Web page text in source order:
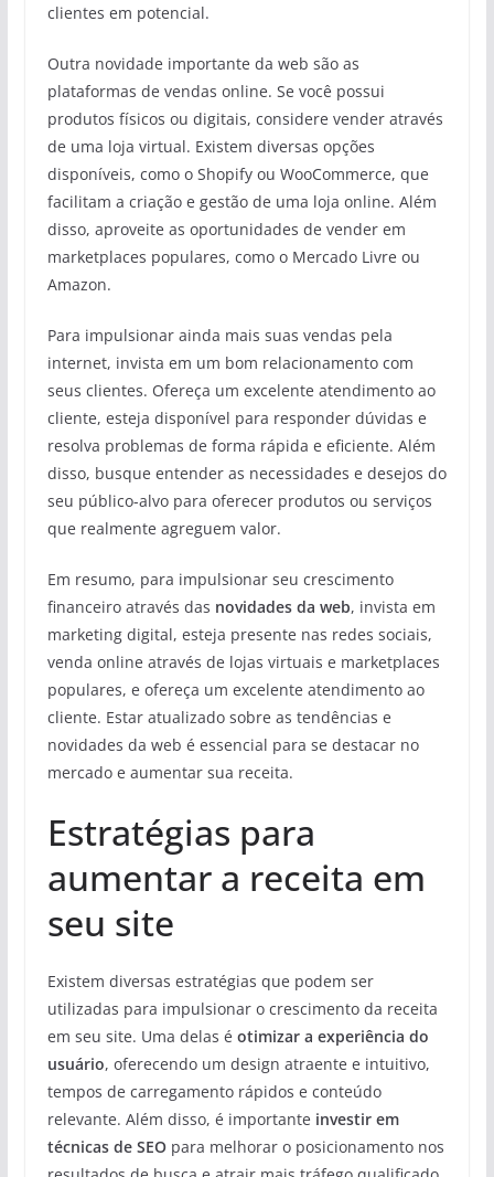
clientes em potencial.
Outra novidade importante da web são as
plataformas de vendas online. Se você possui
produtos físicos ou digitais, considere vender através
de uma loja virtual. Existem diversas opções
disponíveis, como o Shopify ou WooCommerce, que
facilitam a criação e gestão de uma loja online. Além
disso, aproveite as oportunidades de vender em
marketplaces populares, como o Mercado Livre ou
Amazon.
Para impulsionar ainda mais suas vendas pela
internet, invista em um bom relacionamento com
seus clientes. Ofereça um excelente atendimento ao
cliente, esteja disponível para responder dúvidas e
resolva problemas de forma rápida e eficiente. Além
disso, busque entender as necessidades e desejos do
seu público-alvo para oferecer produtos ou serviços
que realmente agreguem valor.
Em resumo, para impulsionar seu crescimento
financeiro através das novidades da web, invista em
marketing digital, esteja presente nas redes sociais,
venda online através de lojas virtuais e marketplaces
populares, e ofereça um excelente atendimento ao
cliente. Estar atualizado sobre as tendências e
novidades da web é essencial para se destacar no
mercado e aumentar sua receita.
Estratégias para
aumentar a receita em
seu site
Existem diversas estratégias que podem ser
utilizadas para impulsionar o crescimento da receita
em seu site. Uma delas é otimizar a experiência do
usuário, oferecendo um design atraente e intuitivo,
tempos de carregamento rápidos e conteúdo
relevante. Além disso, é importante investir em
técnicas de SEOpara melhorar o posicionamento nos